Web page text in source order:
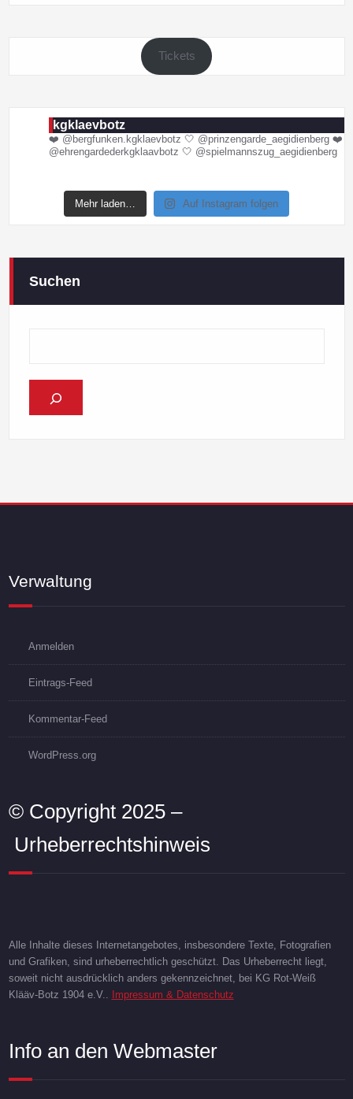
Tickets
kgklaevbotz
❤️ @bergfunken.kgklaevbotz 🤍 @prinzengarde_aegidienberg ❤️
@ehrengardederkgklaavbotz 🤍 @spielmannszug_aegidienberg
Mehr laden… Auf Instagram folgen
Suchen
Verwaltung
Anmelden
Eintrags-Feed
Kommentar-Feed
WordPress.org
© Copyright 2025 –
Urheberrechtshinweis
Alle Inhalte dieses Internetangebotes, insbesondere Texte, Fotografien
und Grafiken, sind urheberrechtlich geschützt. Das Urheberrecht liegt,
soweit nicht ausdrücklich anders gekennzeichnet, bei KG Rot-Weiß
Klääv-Botz 1904 e.V..
Impressum & Datenschutz
Info an den Webmaster